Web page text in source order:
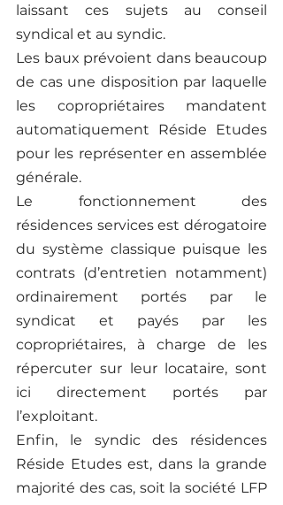
laissant ces sujets au conseil
syndical et au syndic.
Les baux prévoient dans beaucoup
de cas une disposition par laquelle
les copropriétaires mandatent
automatiquement Réside Etudes
pour les représenter en assemblée
générale.
Le fonctionnement des
résidences services est dérogatoire
du système classique puisque les
contrats (d’entretien notamment)
ordinairement portés par le
syndicat et payés par les
copropriétaires, à charge de les
répercuter sur leur locataire, sont
ici directement portés par
l’exploitant.
Enfin, le syndic des résidences
Réside Etudes est, dans la grande
majorité des cas, soit la société LFP